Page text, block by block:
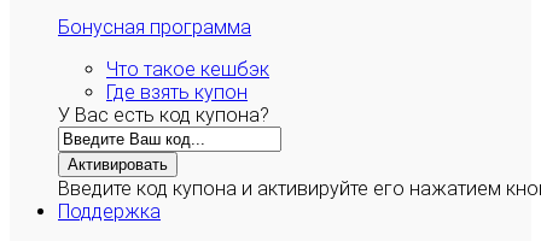
Бонусная программа
Что такое кешбэк
Где взять купон
У Вас есть код купона?
Активировать
Введите код купона и активируйте его нажатием
Поддержка